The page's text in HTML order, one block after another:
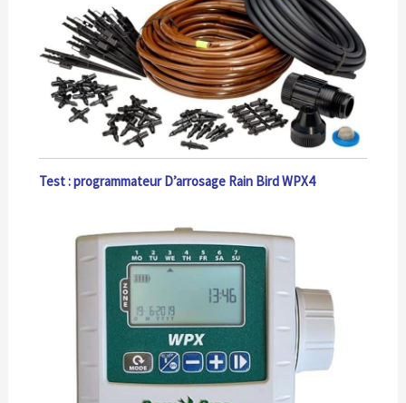
Test : programmateur D’arrosage Rain Bird WPX4